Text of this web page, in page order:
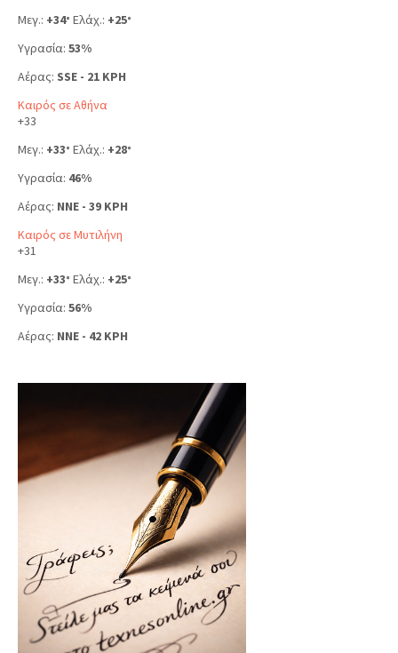
Μεγ.: +34° Ελάχ.: +25°
Υγρασία: 53%
Αέρας: SSE - 21 KPH
Καιρός σε Αθήνα
+33
Μεγ.: +33° Ελάχ.: +28°
Υγρασία: 46%
Αέρας: NNE - 39 KPH
Καιρός σε Μυτιλήνη
+31
Μεγ.: +33° Ελάχ.: +25°
Υγρασία: 56%
Αέρας: NNE - 42 KPH